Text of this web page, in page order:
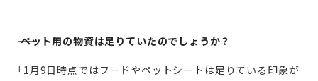
―― ペット用の物資は足りていたのでしょうか？
「1月9日時点ではフードやペットシートは足りている印象が